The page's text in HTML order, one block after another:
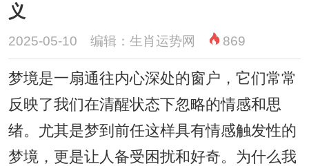
义
2025-05-10 编辑：生肖运势网 869
梦境是一扇通往内心深处的窗户，它们常常
反映了我们在清醒状态下忽略的情感和思
绪。尤其是梦到前任这样具有情感触发性的
梦境，更是让人备受困扰和好奇。为什么我